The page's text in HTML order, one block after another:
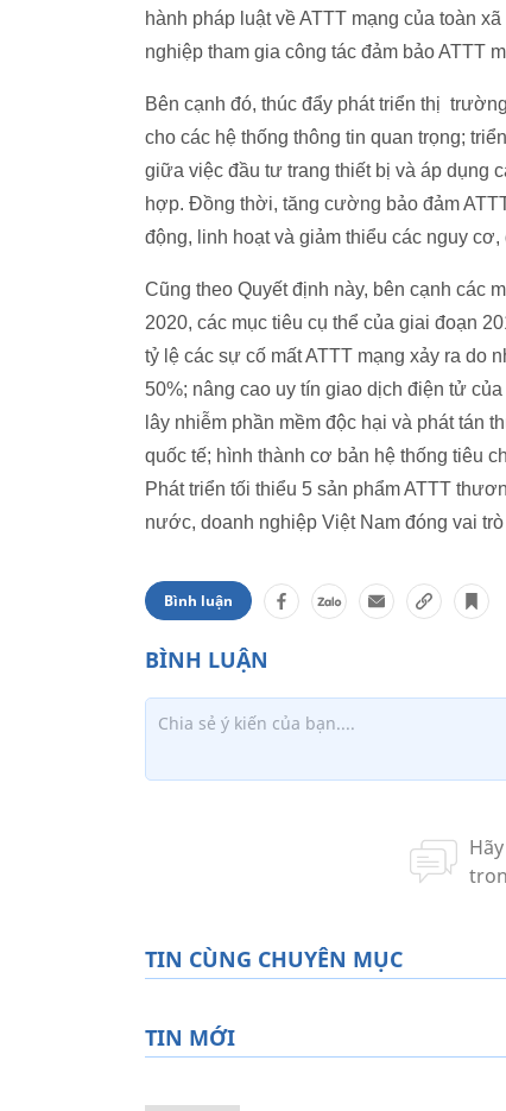
hành pháp luật về ATTT mạng của toàn
nghiệp tham gia công tác đảm bảo ATTT
Bên cạnh đó, thúc đẩy phát triển thị
cho các hệ thống thông tin quan trọng;
giữa việc đầu tư trang thiết bị và áp dụng
hợp. Đồng thời, tăng cường bảo đảm
động, linh hoạt và giảm thiểu các nguy
Cũng theo Quyết định này, bên cạnh các
2020, các mục tiêu cụ thể của giai đoạn
tỷ lệ các sự cố mất ATTT mạng xảy ra do
50%; nâng cao uy tín giao dịch điện tử
lây nhiễm phần mềm độc hại và phát tán
quốc tế; hình thành cơ bản hệ thống tiêu
Phát triển tối thiểu 5 sản phẩm ATTT
nước, doanh nghiệp Việt Nam đóng vai
Bình luận
TIN CÙNG CHUYÊN MỤC
TIN MỚI